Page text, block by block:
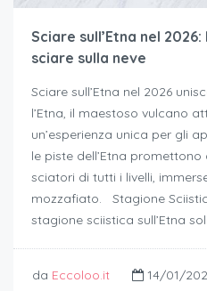
Sciare sull’Etna nel
sciare sulla neve
Sciare sull’Etna nel 2026
l’Etna, il maestoso vulcano
un’esperienza unica per gli
le piste dell’Etna
sciatori di tutti i livelli,
mozzafiato. Stagione
stagione sciistica sull’Etna
da Eccoloo.it
14/01/